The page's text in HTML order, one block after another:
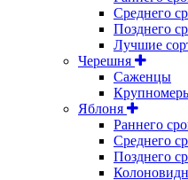
Среднего
Позднего
Лучшие
Черешня
Саженцы
Яблоня
Раннего
Среднего
Позднего